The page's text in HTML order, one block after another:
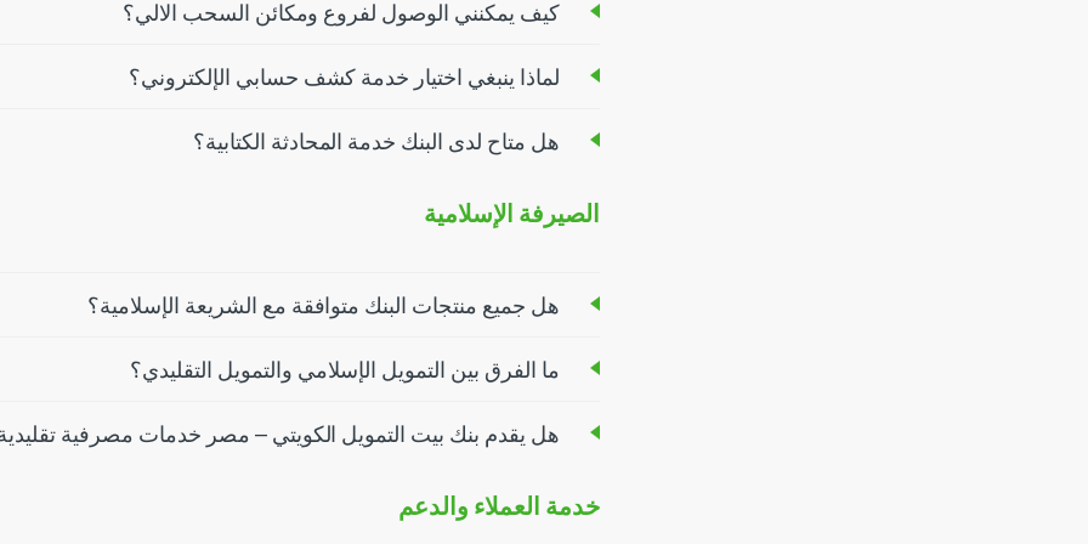
كيف يمكنني الوصول لفروع ومكائن السحب الالي؟
لماذا ينبغي اختيار خدمة كشف حسابي الإلكتروني؟
هل متاح لدى البنك خدمة المحادثة الكتابية؟
الصيرفة الإسلامية
هل جميع منتجات البنك متوافقة مع الشريعة الإسلامية؟
ما الفرق بين التمويل الإسلامي والتمويل التقليدي؟
هل يقدم بنك بيت التمويل الكويتي – مصر خدمات مصرفية
خدمة العملاء والدعم